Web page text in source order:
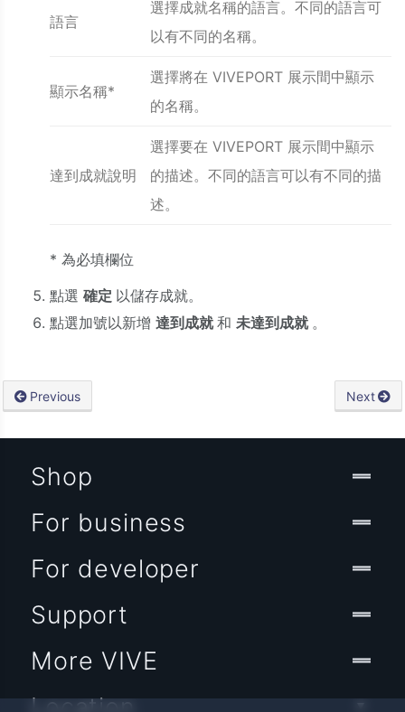
語言
選擇成就名稱的語言。不同的語言可
以有不同的名稱。
顯示名稱*
選擇將在 VIVEPORT 展示間中顯示
的名稱。
達到成就說明
選擇要在 VIVEPORT 展示間中顯示
的描述。不同的語言可以有不同的描
述。
* 為必填欄位
點選 確定 以儲存成就。
點選加號以新增 達到成就和 未達到成就 。
Previous Next
Shop
For business
For developer
Support
More VIVE